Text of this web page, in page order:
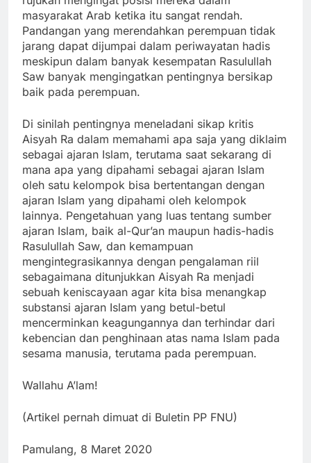
masyarakat Arab ketika itu sangat rendah.
Pandangan yang merendahkan perempuan tidak
jarang dapat dijumpai dalam periwayatan hadis
meskipun dalam banyak kesempatan Rasulullah
Saw banyak mengingatkan pentingnya bersikap
baik pada perempuan.
Di sinilah pentingnya meneladani sikap kritis
Aisyah Ra dalam memahami apa saja yang diklaim
sebagai ajaran Islam, terutama saat sekarang di
mana apa yang dipahami sebagai ajaran Islam
oleh satu kelompok bisa bertentangan dengan
ajaran Islam yang dipahami oleh kelompok
lainnya. Pengetahuan yang luas tentang sumber
ajaran Islam, baik al-Qur’an maupun hadis-hadis
Rasulullah Saw, dan kemampuan
mengintegrasikannya dengan pengalaman riil
sebagaimana ditunjukkan Aisyah Ra menjadi
sebuah keniscayaan agar kita bisa menangkap
substansi ajaran Islam yang betul-betul
mencerminkan keagungannya dan terhindar dari
kebencian dan penghinaan atas nama Islam pada
sesama manusia, terutama pada perempuan.
Wallahu A’lam!
(Artikel pernah dimuat di Buletin PP FNU)
Pamulang, 8 Maret 2020